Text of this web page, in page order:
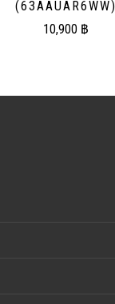
(63AAUAR6WW)
10,900 ฿